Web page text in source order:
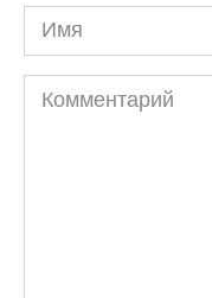
Имя
Комментарий